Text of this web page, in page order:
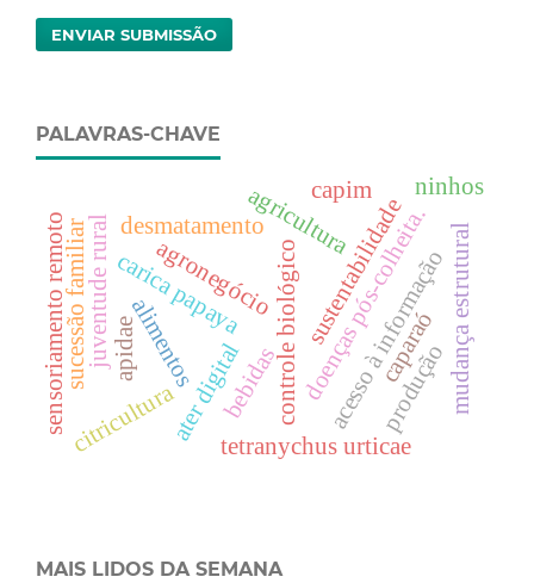
ENVIAR SUBMISSÃO
PALAVRAS-CHAVE
carica papaya controle biológico
tetranychus urticae
doenças pós-colheita.
sustentabilidade
agronegócio
alimentos bebidas
juventude rural
sucessão familiar
ater digital
agricultura
acesso à informação
desmatamento
sensoriamento remotocitricultura
caparaó
produçãomudança estrutural
capim
apidae
ninhos
MAIS LIDOS DA SEMANA